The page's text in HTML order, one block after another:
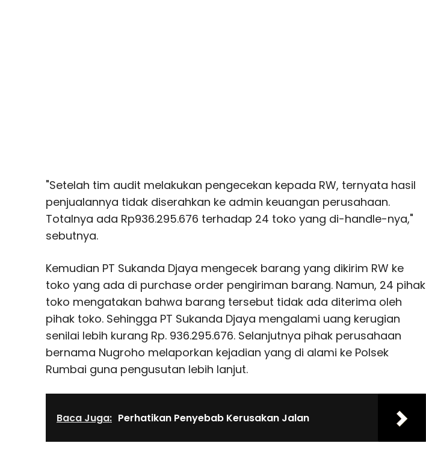
"Setelah tim audit melakukan pengecekan kepada RW, ternyata hasil
penjualannya tidak diserahkan ke admin keuangan perusahaan.
Totalnya ada Rp936.295.676 terhadap 24 toko yang di-handle-nya,"
sebutnya.
Kemudian PT Sukanda Djaya mengecek barang yang dikirim RW ke
toko yang ada di purchase order pengiriman barang. Namun, 24 pihak
toko mengatakan bahwa barang tersebut tidak ada diterima oleh
pihak toko. Sehingga PT Sukanda Djaya mengalami uang kerugian
senilai lebih kurang Rp. 936.295.676. Selanjutnya pihak perusahaan
bernama Nugroho melaporkan kejadian yang di alami ke Polsek
Rumbai guna pengusutan lebih lanjut.
Baca Juga: Perhatikan Penyebab Kerusakan Jalan